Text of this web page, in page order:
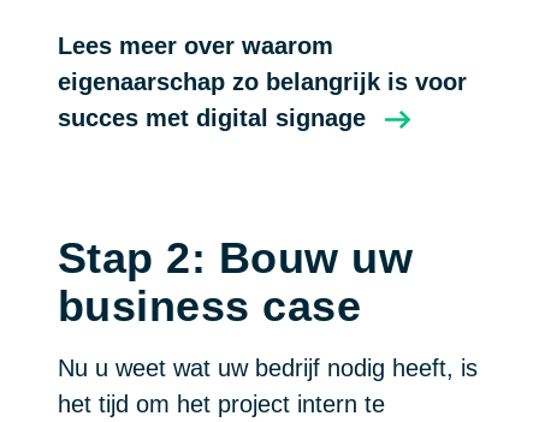
Lees meer over waarom
eigenaarschap zo belangrijk is voor
succes met digital signage
Stap 2: Bouw uw
business case
Nu u weet wat uw bedrijf nodig heeft, is
het tijd om het project intern te